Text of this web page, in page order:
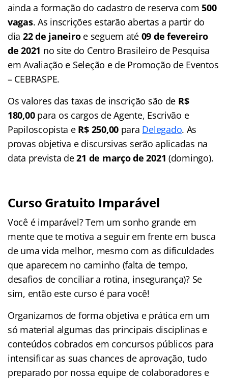
ainda a formação do cadastro de reserva com500
vagas. As inscrições estarão abertas a partir do
dia 22 de janeiroe seguem até 09 de fevereiro
de 2021 no site do Centro Brasileiro de Pesquisa
em Avaliação e Seleção e de Promoção de Eventos
– CEBRASPE.
Os valores das taxas de inscrição são de R$
180,00para os cargos de Agente, Escrivão e
Papiloscopista e R$ 250,00 para Delegado. As
provas objetiva e discursivas serão aplicadas na
data prevista de21 de março de 2021 (domingo).
Curso Gratuito Imparável
Você é imparável? Tem um sonho grande em
mente que te motiva a seguir em frente em busca
de uma vida melhor, mesmo com as dificuldades
que aparecem no caminho (falta de tempo,
desafios de conciliar a rotina, insegurança)? Se
sim, então este curso é para você!
Organizamos de forma objetiva e prática em um
só material algumas das principais disciplinas e
conteúdos cobrados em concursos públicos para
intensificar as suas chances de aprovação, tudo
preparado por nossa equipe de colaboradores e